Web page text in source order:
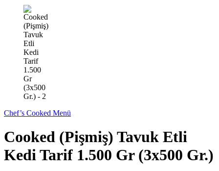
Chef’s Cooked Menü
Cooked (Pişmiş) Tavuk Etli
Kedi Tarif 1.500 Gr (3x500 Gr.)